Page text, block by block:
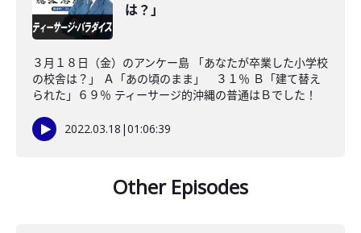
は？」
３月１８日（金）のアンケー島 「あなたが卒業した小学校
の校舎は？」 Ａ「あの頃のまま」 ３１％ Ｂ「建て替え
られた」６９％ ティーサージ的沖縄の普通はＢでした！
2022.03.18 |01:06:39
Other Episodes